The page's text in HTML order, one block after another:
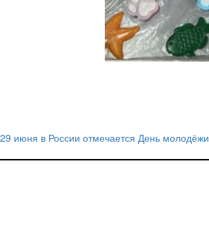
29 июня в России отмечается День молодёжи